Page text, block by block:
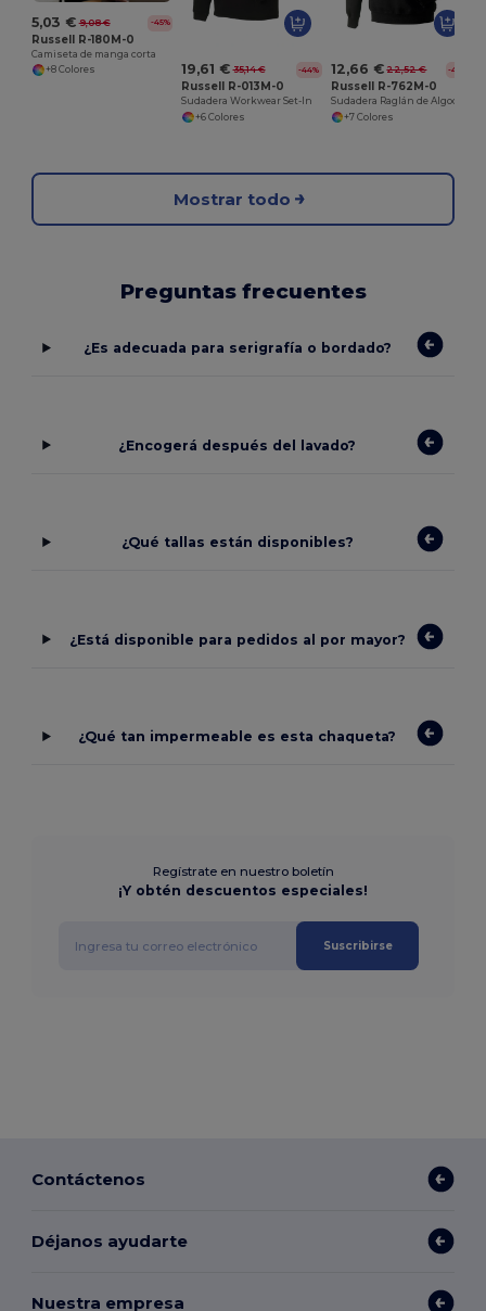
5,03 € 9,08 € -45%
Russell R-180M-0
Camiseta de manga corta
+8 Colores
19,61 € 35,14 € -44%
Russell R-013M-0
Sudadera Workwear Set-In
+6 Colores
12,66 € 22,52 € -44%
Russell R-762M-0
+7 Colores
Mostrar todo
Preguntas frecuentes
¿Es adecuada para serigrafía o bordado?
¿Encogerá después del lavado?
¿Qué tallas están disponibles?
¿Está disponible para pedidos al por mayor?
¿Qué tan impermeable es esta chaqueta?
Regístrate en nuestro boletín
¡Y obtén descuentos especiales!
Suscribirse
Contáctenos
Déjanos ayudarte
Nuestra empresa